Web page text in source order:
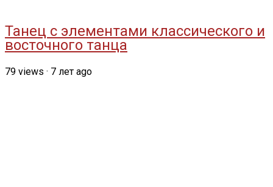
Танец с элементами классического и
восточного танца
79 views · 7 лет ago